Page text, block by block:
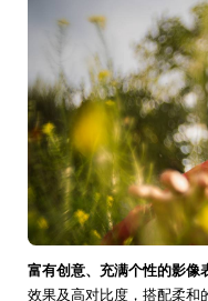
富有创意、充满个性的影像
效果及高对比度，搭配柔和